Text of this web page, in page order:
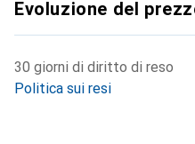
Evoluzione del
30 giorni di diritto di reso
Politica sui resi